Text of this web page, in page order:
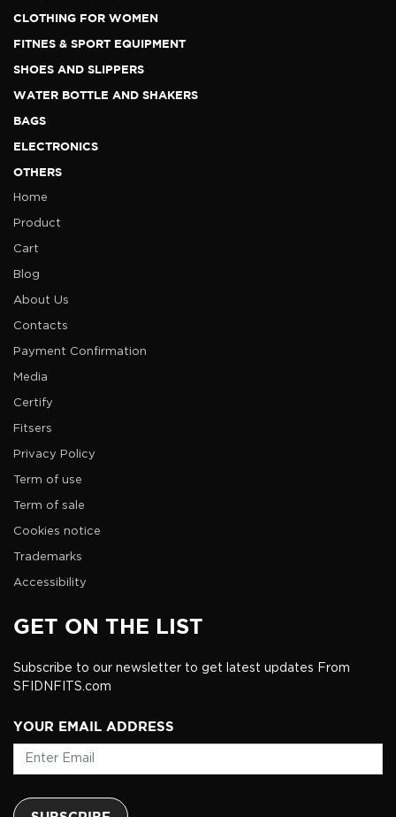
CLOTHING FOR WOMEN
FITNES & SPORT EQUIPMENT
SHOES AND SLIPPERS
WATER BOTTLE AND SHAKERS
BAGS
ELECTRONICS
OTHERS
Home
Product
Cart
Blog
About Us
Contacts
Payment Confirmation
Media
Certify
Fitsers
Privacy Policy
Term of use
Term of sale
Cookies notice
Trademarks
Accessibility
GET ON THE LIST
Subscribe to our newsletter to get latest updates From
SFIDNFITS.com
YOUR EMAIL ADDRESS